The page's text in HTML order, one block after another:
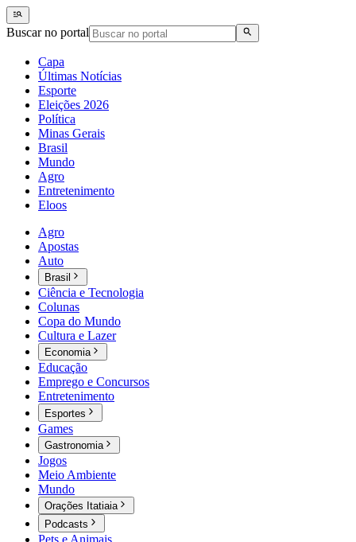
Buscar no portal
Capa
Últimas Notícias
Esporte
Eleições 2026
Política
Minas Gerais
Brasil
Mundo
Agro
Entretenimento
Eloos
Agro
Apostas
Auto
Brasil
Ciência e Tecnologia
Colunas
Copa do Mundo
Cultura e Lazer
Economia
Educação
Emprego e Concursos
Entretenimento
Esportes
Games
Gastronomia
Jogos
Meio Ambiente
Mundo
Orações Itatiaia
Podcasts
Pets e Animais